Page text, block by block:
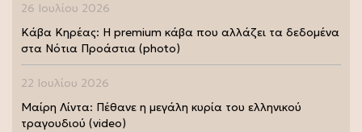
26 Ιουλίου 2026
Κάβα Κηρέας: Η premium κάβα που αλλάζει τα δεδομένα
στα Νότια Προάστια (photo)
22 Ιουλίου 2026
Μαίρη Λίντα: Πέθανε η μεγάλη κυρία του ελληνικού
τραγουδιού (video)